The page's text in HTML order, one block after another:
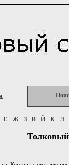
Е Ж З И Й К Л